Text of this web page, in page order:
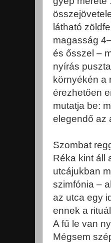
látható
magasság
és ősszel –
nyírás
környékén a
érezhetően
mutatja be:
elegendő az
Szombat
Réka kint áll
utcájukban
szimfónia –
az utca egy
ennek a
A fű le van
Mégsem